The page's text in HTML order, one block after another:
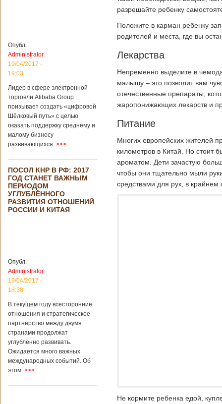
уже третий год
подряд. Объем
торговли между
Германией и
199,3 миллиарда
евро. Как
свидетельствуют
опубликованные
году размер
импорта из Китая
Подробнее...
21/02/2019 - 22:30
Китай и Россия
собираются
разрабатывать
тяжелый
вертолет
планируется
подписание
контракта на
разработку
вертолета. Такое
заявление сделала
региональной
политике и
международному
сотрудничеству
государственной
корпорации
Кладов
Опубл.
Administrator
19/04/2017 -
19:03
Лидер в сфере электронной
торговли Alibaba Group
призывает создать «цифровой
Шёлковый путь» с целью
оказать поддержку среднему и
малому бизнесу
развивающихся >>>
ПОСОЛ КНР В РФ: 2017
ГОД СТАНЕТ ВАЖНЫМ
ПЕРИОДОМ
УГЛУБЛЁННОГО
РАЗВИТИЯ ОТНОШЕНИЙ
РОССИИ И КИТАЯ
Опубл.
Administrator
19/04/2017 -
18:38
В текущем году всесторонние
отношения и стратегическое
партнерство между двумя
странами продолжат
углублённо развивать.
Ожидается много важных
международных событий. Об
этом >>>
разрешайте ребенку
Положите в карман ребенку
родителей и места, где вы
Лекарства
Непременно выделите в
малышу – это позволит вам
отечественные препараты,
жаропонижающих лекарств и
Питание
Многих европейских жителей
километров в Китай. Но стоит
ароматом. Дети зачастую
чтобы они тщательно мыли
средствами для рук, в крайнем
Не кормите ребенка едой,